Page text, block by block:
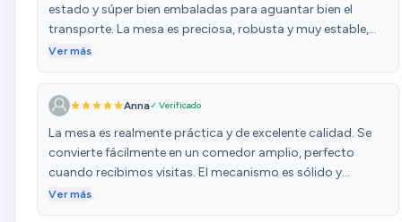
estado y súper bien embaladas para aguantar bien el
transporte. La mesa es preciosa, robusta y muy estable,
incluso cuando se hace grande, los amortiguadores son
tamaño es perfecto y al abrirla se hace muy grande, caben
perfectamente 6 personas. El montaje es super sencillo,
hemos tardado unas dos horas entre mi pareja y yo, las
instrucciones son sencillas y fáciles de seguir y viene todo
lo necesario para montarla, incluso hay tornillería de más
Ver más
Anna✓ Verificado
La mesa es realmente práctica y de excelente calidad. Se
convierte fácilmente en un comedor amplio, perfecto
cuando recibimos visitas. El mecanismo es sólido y
estable, no se tambalea. Además, viene con instrucciones
Ver más